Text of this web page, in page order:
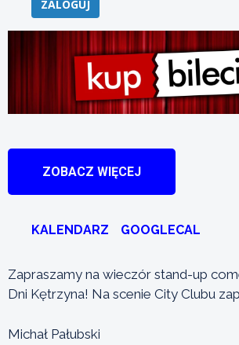
ZALOGUJ
ZOBACZ WIĘCEJ
KALENDARZ GOOGLECAL
Zapraszamy na wieczór stand-up
Dni Kętrzyna! Na scenie City Clubu
Michał Pałubski